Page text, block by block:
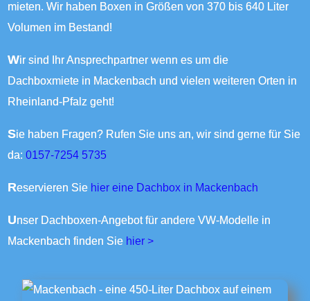
mieten. Wir haben Boxen in Größen von 370 bis 640 Liter
Volumen im Bestand!
Wir sind Ihr Ansprechpartner wenn es um die
Dachboxmiete in Mackenbach und vielen weiteren Orten in
Rheinland-Pfalz geht!
Sie haben Fragen? Rufen Sie uns an, wir sind gerne für Sie
da:0157-7254 5735
Reservieren Sie hier eine Dachbox in Mackenbach
Unser Dachboxen-Angebot für andere VW-Modelle in
Mackenbach finden Sie hier >